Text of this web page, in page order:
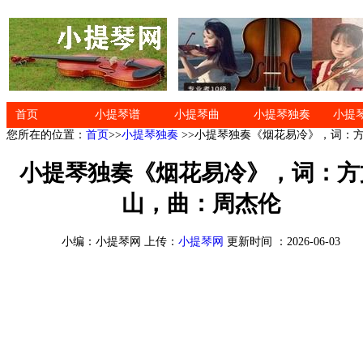
首页 小提琴谱 小提琴曲 小提琴独奏
小提
您所在的位置： 首页>>小提琴独奏 >>小提琴独奏《烟花易冷》，词：
小提琴独奏《烟花易冷》，词：
山，曲：周杰伦
小编：小提琴网 上传： 小提琴网 更新时间 ：2026-06-03